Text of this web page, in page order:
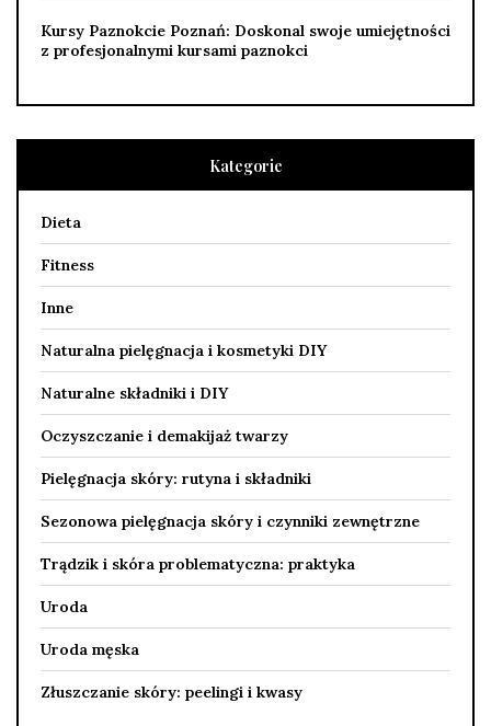
Kursy Paznokcie Poznań: Doskonal swoje umiejętności
z profesjonalnymi kursami paznokci
Kategorie
Dieta
Fitness
Inne
Naturalna pielęgnacja i kosmetyki DIY
Naturalne składniki i DIY
Oczyszczanie i demakijaż twarzy
Pielęgnacja skóry: rutyna i składniki
Sezonowa pielęgnacja skóry i czynniki zewnętrzne
Trądzik i skóra problematyczna: praktyka
Uroda
Uroda męska
Złuszczanie skóry: peelingi i kwasy